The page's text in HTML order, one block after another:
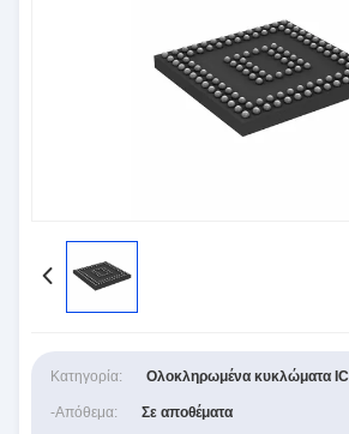
Κατηγορία: Ολοκληρωμένα κυκλώματα IC
-απόθεμα: Σε αποθέματα